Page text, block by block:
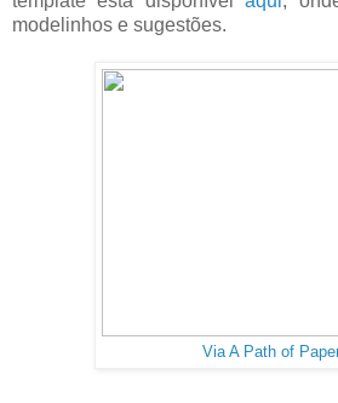
modelinhos e sugestões.
Via A Path of